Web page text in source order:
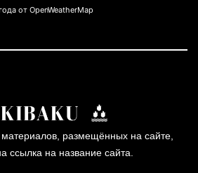
от OpenWeatherMap
размещённых на сайте,
ссылка на название сайта.